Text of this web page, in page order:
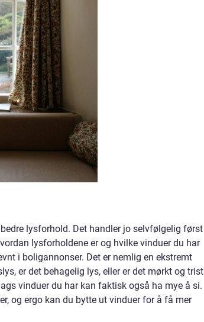
lysforhold. Det handler jo selvfølgelig først
lysforholdene er og hvilke vinduer du har
i boligannonser. Det er nemlig en ekstremt
er det behagelig lys, eller er det mørkt og trist
vinduer du har kan faktisk også ha mye å si.
og ergo kan du bytte ut vinduer for å få mer